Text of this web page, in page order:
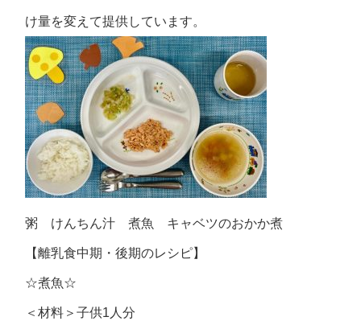
け量を変えて提供しています。
粥 けんちん汁 煮魚 キャベツのおかか煮
【離乳食中期・後期のレシピ】
☆煮魚☆
＜材料＞子供1人分